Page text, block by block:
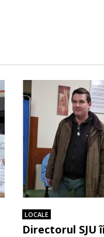
LOCALE
Directorul SJU